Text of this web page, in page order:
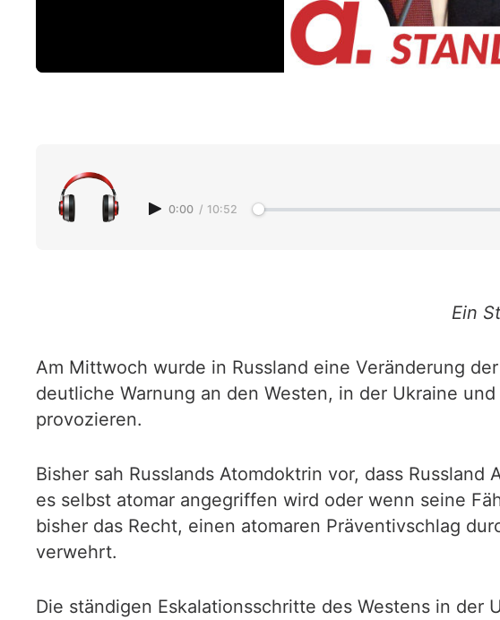
0:00 / 10:52
Ein
Am Mittwoch wurde in Russland eine Veränderung
deutliche Warnung an den Westen, in der Ukraine
provozieren.
Bisher sah Russlands Atomdoktrin vor, dass
es selbst atomar angegriffen wird oder wenn seine
bisher das Recht, einen atomaren Präventivschlag
verwehrt.
Die ständigen Eskalationsschritte des Westens in